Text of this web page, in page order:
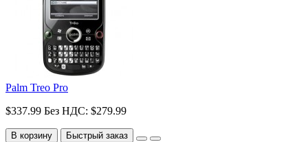
Palm Treo Pro
$337.99 Без НДС: $279.99
В корзину Быстрый заказ